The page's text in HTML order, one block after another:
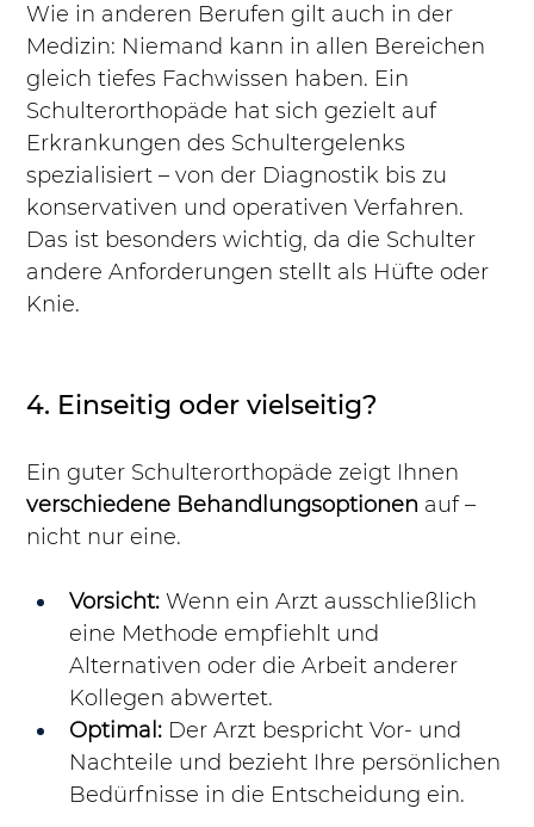
Wie in anderen Berufen gilt auch in der
Medizin: Niemand kann in allen Bereichen
gleich tiefes Fachwissen haben. Ein
Schulterorthopäde hat sich gezielt auf
Erkrankungen des Schultergelenks
spezialisiert – von der Diagnostik bis zu
konservativen und operativen Verfahren.
Das ist besonders wichtig, da die Schulter
andere Anforderungen stellt als Hüfte oder
Knie.
4. Einseitig oder vielseitig?
Ein guter Schulterorthopäde zeigt Ihnen
verschiedene Behandlungsoptionen auf –
nicht nur eine.
Vorsicht: Wenn ein Arzt ausschließlich
eine Methode empfiehlt und
Alternativen oder die Arbeit anderer
Kollegen abwertet.
Optimal: Der Arzt bespricht Vor- und
Nachteile und bezieht Ihre persönlichen
Bedürfnisse in die Entscheidung ein.